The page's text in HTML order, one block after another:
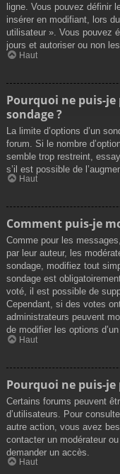
ligne. Vous pouvez définir
insérer en modifiant, lors
utilisateur ». Vous pouvez
jours et autoriser ou non
Haut
Pourquoi ne puis-je
sondage ?
La limite d’options d’un
forum. Si le nombre
semble trop restreint,
s’il est possible de
Haut
Comment puis-je
Comme pour les
par leur auteur, les
sondage, modifiez tout
sondage est
voté, il est possible de
Cependant, si des votes
administrateurs peuvent
de modifier les options
Haut
Pourquoi ne puis-je
Certains forums peuvent
d’utilisateurs. Pour
autre action, vous avez
contacter un modérateur
demander un accès.
Haut